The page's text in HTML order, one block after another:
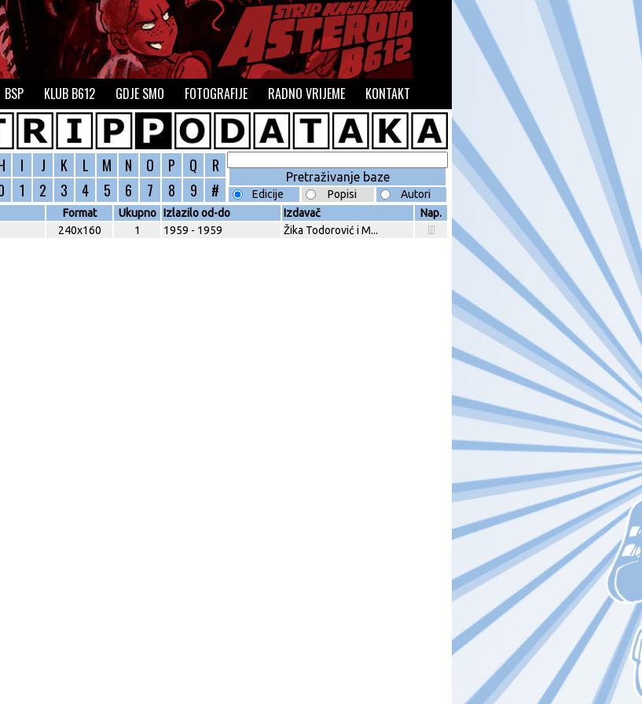
BSP KLUB B612 GDJE SMO FOTOGRAFIJE RADNO VRIJEME KONTAKT
I J K L M N O P Q
R
1 2 3 4 5 6 7 8 9 # Edicije Popisi
Autori
Format Ukupno Izlazilo od-do Izdavač
Nap.
240x160 1 1959 - 1959 Žika Todorović i M...